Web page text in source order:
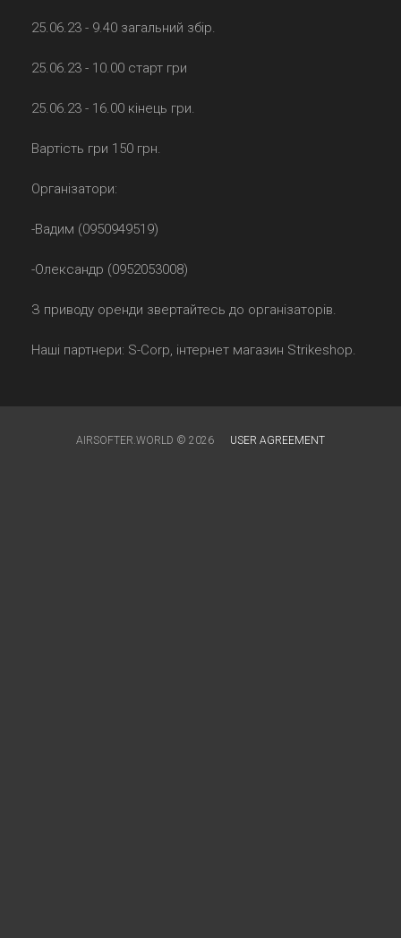
25.06.23 - 9.40 загальний збір.
25.06.23 - 10.00 старт гри
25.06.23 - 16.00 кінець гри.
Вартість гри 150 грн.
Організатори:
-Вадим (0950949519)
-Олександр (0952053008)
З приводу оренди звертайтесь до організаторів.
Наші партнери: S-Corp, інтернет магазин Strikeshop.
AIRSOFTER.WORLD © 2026 USER AGREEMENT